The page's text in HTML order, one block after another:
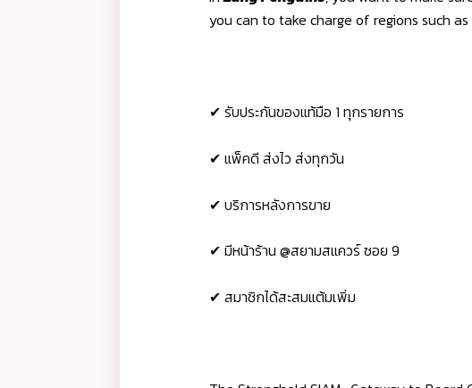
you can to take charge of regions such
✔ รับประกันของแท้มือ 1 ทุกรายการ
✔ แพ็คดี ส่งไว ส่งทุกวัน
✔ บริการหลังการขาย
✔ มีหน้าร้าน @สยามสแควร์ ซอย 9
✔ สมาชิกได้สะสมแต้มเพิ่ม